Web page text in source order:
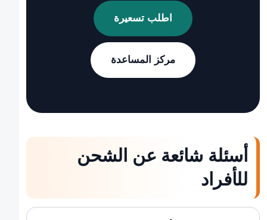
اطلب تسعيرة
مركز المساعدة
أسئلة شائعة عن الشحن
للأفراد